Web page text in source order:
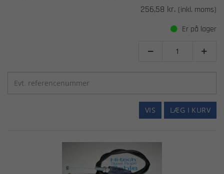
256,58 kr. (inkl. moms)
Er på lager
 
LÆG I KURV
VIS